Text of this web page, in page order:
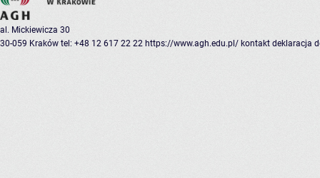
al. Mickiewicza 30
30-059 Kraków tel: +48 12 617 22 22 https://www.agh.edu.pl/ kontakt deklaracja